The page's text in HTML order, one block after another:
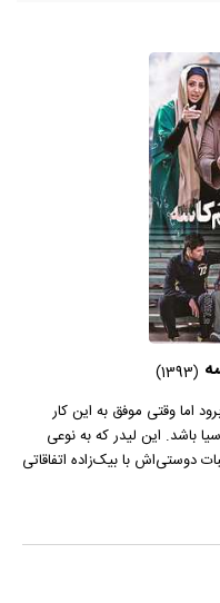
(1393)
اما وقتی موفق به این کار
باشد. این لیدر که به نوعی
دوستی‌اش با بیک‌زاده اتفاقاتی